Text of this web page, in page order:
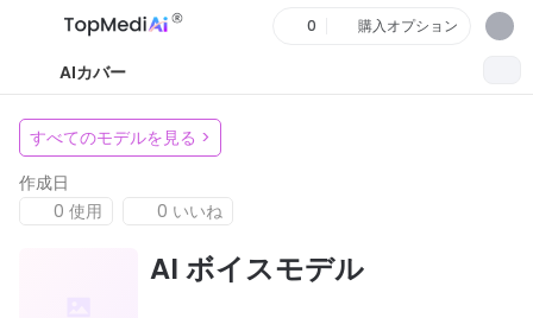
AIカバー
0 購入オプション
すべてのモデルを見る >
作成日
0 使用
0 いいね
AI ボイスモデル